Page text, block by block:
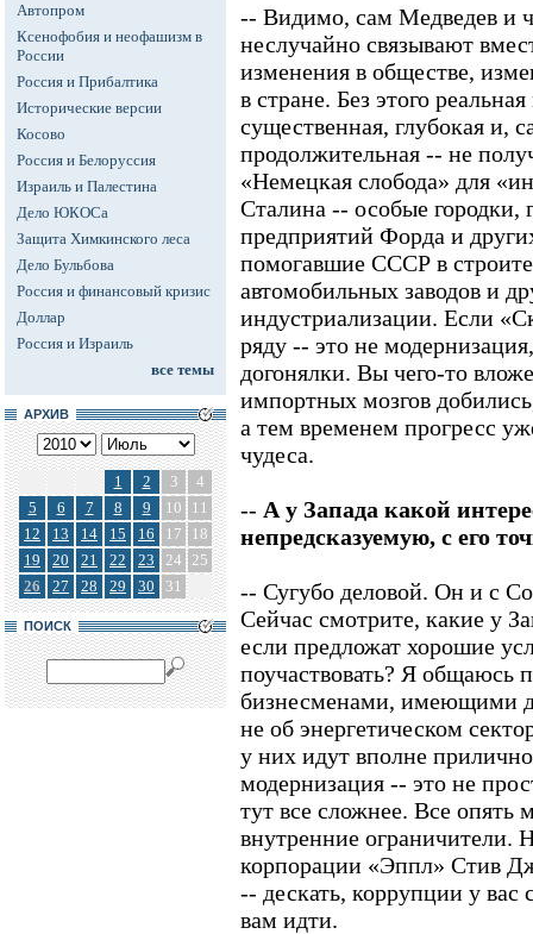
Автопром
Ксенофобия и неофашизм в
России
Россия и Прибалтика
Исторические версии
Косово
Россия и Белоруссия
Израиль и Палестина
Дело ЮКОСа
Защита Химкинского леса
Дело Бульбова
Россия и финансовый кризис
Доллар
Россия и Израиль
все темы
АРХИВ
1 2 3
4
5
6 7 8 9 10
11
12
13 14 15 16 17
18
19
20 21 22 23 24 25
26
27 28 29 30 31
ПОИСК
-- Видимо, сам Медведев и
неслучайно связывают
изменения в обществе,
в стране. Без этого
существенная, глубокая и,
продолжительная -- не
«Немецкая слобода» для
Сталина -- особые
предприятий Форда и
помогавшие СССР в
автомобильных заводов и
индустриализации. Если
ряду -- это не
догонялки. Вы чего-то
импортных мозгов
а тем временем прогресс
чудеса.
-- А у Запада какой
непредсказуемую, с его
-- Сугубо деловой. Он и с
Сейчас смотрите, какие у
если предложат хорошие
поучаствовать? Я общаюсь
бизнесменами, имеющими
не об энергетическом
у них идут вполне
модернизация -- это не
тут все сложнее. Все опять
внутренние ограничители.
корпорации «Эппл» Стив
-- дескать, коррупции у
вам идти.